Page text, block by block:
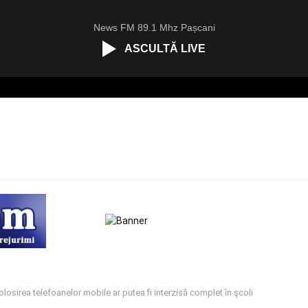
News FM 89.1 Mhz Pașcani
ASCULTĂ LIVE
telefoanelor mobile ar putea fi interzisă complet în şcoli